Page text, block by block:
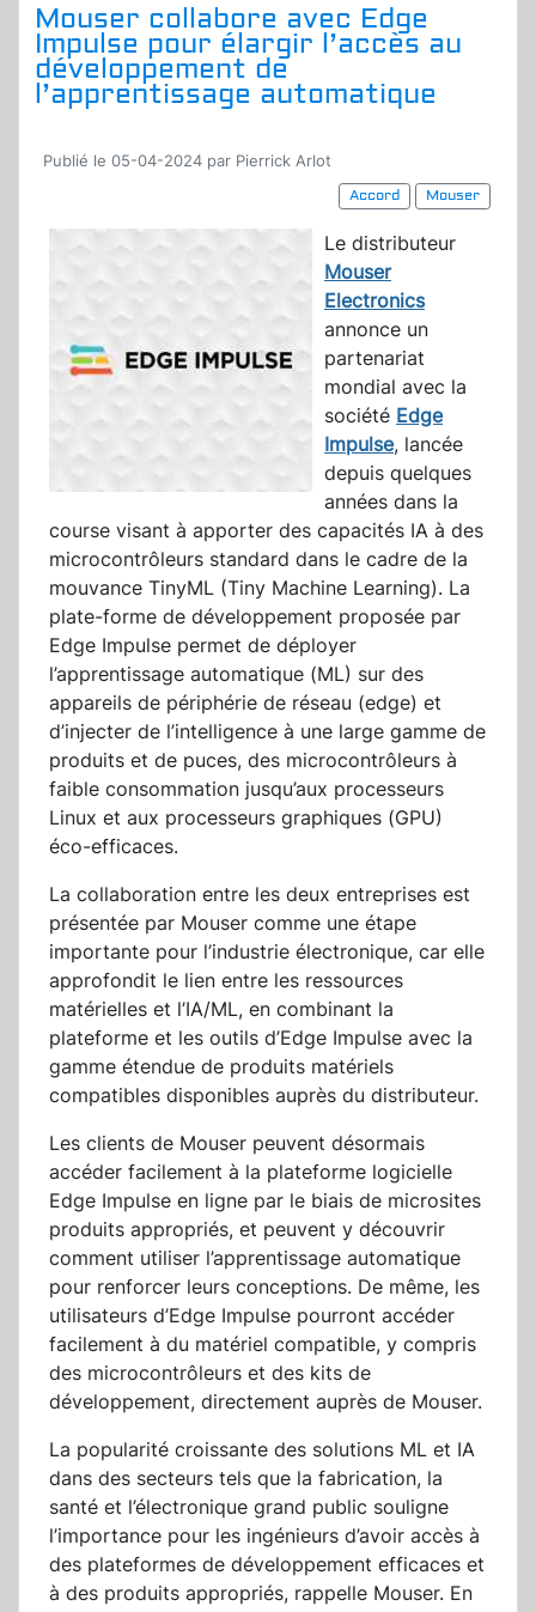
Mouser collabore avec Edge
Impulse pour élargir l’accès au
développement de
l’apprentissage automatique
Publié le 05-04-2024 par Pierrick Arlot
Accord
Mouser
Le distributeur
Mouser
Electronics
annonce un
partenariat
mondial avec la
société Edge
Impulse, lancée
depuis quelques
années dans la
course visant à apporter des capacités IA à des
microcontrôleurs standard dans le cadre de la
mouvance TinyML (Tiny Machine Learning). La
plate-forme de développement proposée par
Edge Impulse permet de déployer
l’apprentissage automatique (ML) sur des
appareils de périphérie de réseau (edge) et
d’injecter de l’intelligence à une large gamme de
produits et de puces, des microcontrôleurs à
faible consommation jusqu’aux processeurs
Linux et aux processeurs graphiques (GPU)
éco-efficaces.
La collaboration entre les deux entreprises est
présentée par Mouser comme une étape
importante pour l’industrie électronique, car elle
approfondit le lien entre les ressources
matérielles et l’IA/ML, en combinant la
plateforme et les outils d’Edge Impulse avec la
gamme étendue de produits matériels
compatibles disponibles auprès du distributeur.
Les clients de Mouser peuvent désormais
accéder facilement à la plateforme logicielle
Edge Impulse en ligne par le biais de microsites
produits appropriés, et peuvent y découvrir
comment utiliser l’apprentissage automatique
pour renforcer leurs conceptions. De même, les
utilisateurs d’Edge Impulse pourront accéder
facilement à du matériel compatible, y compris
des microcontrôleurs et des kits de
développement, directement auprès de Mouser.
La popularité croissante des solutions ML et IA
dans des secteurs tels que la fabrication, la
santé et l’électronique grand public souligne
l’importance pour les ingénieurs d’avoir accès à
des plateformes de développement efficaces et
à des produits appropriés, rappelle Mouser. En